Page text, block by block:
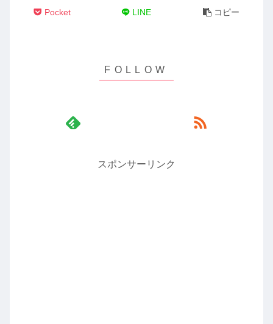
Pocket LINE コピー
スポンサーリンク